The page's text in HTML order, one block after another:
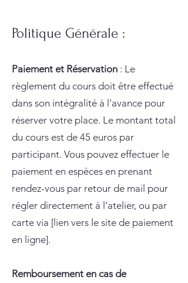
Politique Générale :
Paiement et Réservation : Le
règlement du cours doit être effectué
dans son intégralité à l'avance pour
réserver votre place. Le montant total
du cours est de 45 euros par
participant. Vous pouvez effectuer le
paiement en espèces en prenant
rendez-vous par retour de mail pour
régler directement à l’atelier, ou par
carte via [lien vers le site de paiement
en ligne].
Remboursement en cas de